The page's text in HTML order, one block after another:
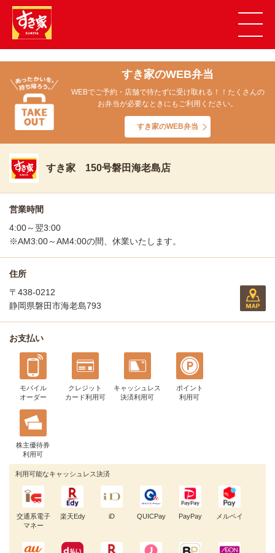
すき家のWEB弁当
WEBでご予約・店舗で待たずに受け取れる！！たくさんの
お弁当が必要なときにもご利用ください。
すき家のWEB弁当
すき家 150号磐田海老島店
営業時間
4:00～翌3:00
※AM3:00～AM4:00の間、休業いたします。
住所
〒438-0212
静岡県磐田市海老島793
お支払い
モバイル
オーダー
クレジット
カード利用可
キャッシュレス
決済利用可
ポイント
利用可
株主優待券
利用可
利用可能なキャッシュレス決済
交通系電子
マネー
楽天Edy iD QUICPay PayPay メルペイ